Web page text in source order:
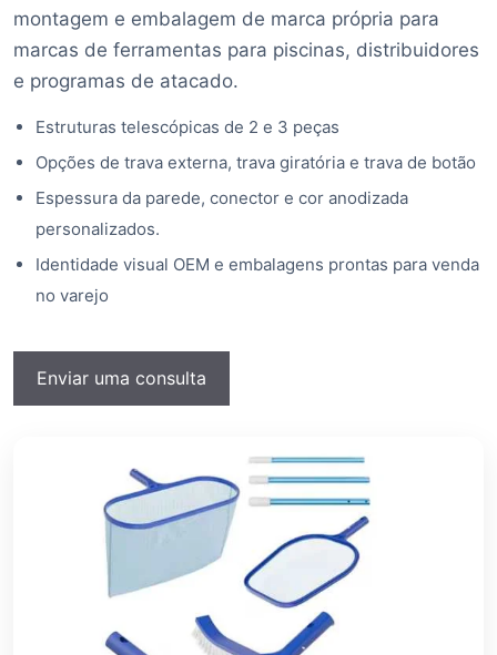
montagem e embalagem de marca própria para
marcas de ferramentas para piscinas, distribuidores
e programas de atacado.
Estruturas telescópicas de 2 e 3 peças
Opções de trava externa, trava giratória e trava de botão
Espessura da parede, conector e cor anodizada
personalizados.
Identidade visual OEM e embalagens prontas para venda
no varejo
Enviar uma consulta